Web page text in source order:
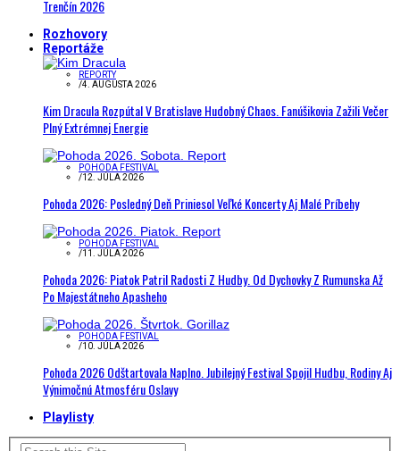
Trenčín 2026
Rozhovory
Reportáže
REPORTY
/4. AUGUSTA 2026
Kim Dracula Rozpútal V Bratislave Hudobný Chaos. Fanúšikovia Zažili Večer
Plný Extrémnej Energie
POHODA FESTIVAL
/12. JÚLA 2026
Pohoda 2026: Posledný Deň Priniesol Veľké Koncerty Aj Malé Príbehy
POHODA FESTIVAL
/11. JÚLA 2026
Pohoda 2026: Piatok Patril Radosti Z Hudby. Od Dychovky Z Rumunska Až
Po Majestátneho Apasheho
POHODA FESTIVAL
/10. JÚLA 2026
Pohoda 2026 Odštartovala Naplno. Jubilejný Festival Spojil Hudbu, Rodiny Aj
Výnimočnú Atmosféru Oslavy
Playlisty